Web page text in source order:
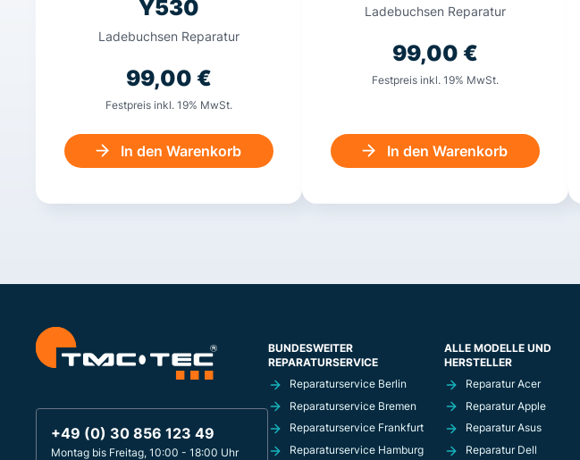
Y530
Ladebuchsen Reparatur
99,00 €
Festpreis inkl. 19% MwSt.
In den Warenkorb
Ladebuchsen Reparatur
99,00 €
Festpreis inkl. 19% MwSt.
In den Warenkorb
+49 (0) 30 856 123 49
Montag bis Freitag, 10:00 - 18:00 Uhr
BUNDESWEITER
REPARATURSERVICE
Reparaturservice Berlin
Reparaturservice Bremen
Reparaturservice Frankfurt
Reparaturservice Hamburg
ALLE MODELLE UND
HERSTELLER
Reparatur Acer
Reparatur Apple
Reparatur Asus
Reparatur Dell